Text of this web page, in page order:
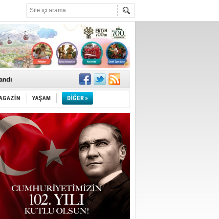
YAŞAM DİĞER »